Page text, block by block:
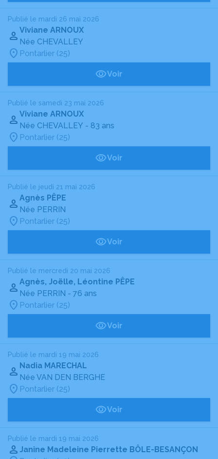
Publié le mardi 26 mai 2026
Viviane ARNOUX
Née CHEVALLEY
Pontarlier (25)
Voir
Publié le samedi 23 mai 2026
Viviane ARNOUX
Née CHEVALLEY - 83 ans
Pontarlier (25)
Voir
Publié le jeudi 21 mai 2026
Agnès PÊPE
Née PERRIN
Pontarlier (25)
Voir
Publié le mercredi 20 mai 2026
Agnès, Joëlle, Léontine PÊPE
Née PERRIN - 76 ans
Pontarlier (25)
Voir
Publié le mardi 19 mai 2026
Nadia MARECHAL
Née VAN DEN BERGHE
Pontarlier (25)
Voir
Publié le mardi 19 mai 2026
Janine Madeleine Pierrette BÔLE-BESANÇON